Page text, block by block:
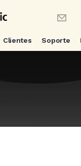
Clientes Soporte